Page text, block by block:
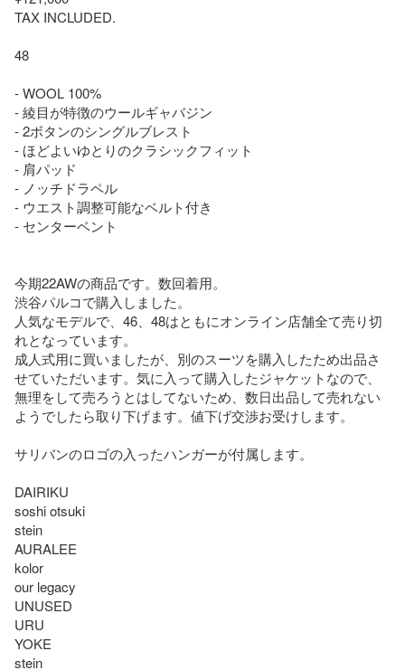
TAX INCLUDED.
48
- WOOL 100%
- 綾目が特徴のウールギャバジン
- 2ボタンのシングルブレスト
- ほどよいゆとりのクラシックフィット
- 肩パッド
- ノッチドラペル
- ウエスト調整可能なベルト付き
- センターベント
今期22AWの商品です。数回着用。
渋谷パルコで購入しました。
人気なモデルで、46、48はともにオンライン店舗全て売り切
れとなっています。
成人式用に買いましたが、別のスーツを購入したため出品さ
せていただいます。気に入って購入したジャケットなので、
無理をして売ろうとはしてないため、数日出品して売れない
ようでしたら取り下げます。値下げ交渉お受けします。
サリバンのロゴの入ったハンガーが付属します。
DAIRIKU
soshi otsuki
stein
AURALEE
kolor
our legacy
UNUSED
URU
YOKE
stein